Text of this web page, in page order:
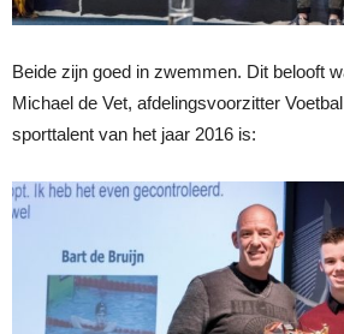
Beide zijn goed in zwemmen. Dit belooft
Michael de Vet, afdelingsvoorzitter
sporttalent van het jaar 2016 is: